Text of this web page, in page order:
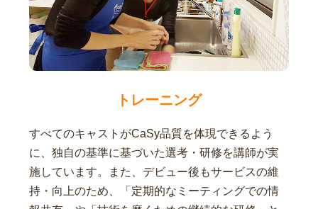
トレーニング
すべてのキャストがCaSy品質を体現できるよう
に、独自の基準に基づいた選考・研修を講師が実
施しています。また、デビュー後もサービスの維
持・向上のため、「定期的なミーティングでの情